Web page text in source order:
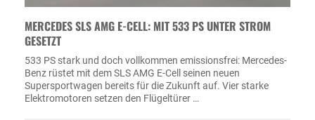
MERCEDES SLS AMG E-CELL: MIT 533 PS UNTER STROM
GESETZT
533 PS stark und doch vollkommen emissionsfrei: Mercedes-
Benz rüstet mit dem SLS AMG E-Cell seinen neuen
Supersportwagen bereits für die Zukunft auf. Vier starke
Elektromotoren setzen den Flügeltürer …